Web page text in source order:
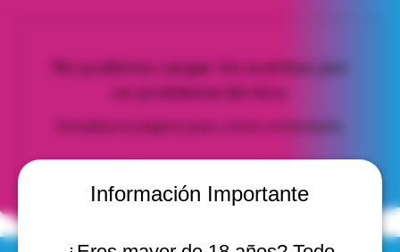
Información Importante
No pudimos cargar los eventos por
un problema técnico.
Actualiza la página para volver a intentarlo.
Actualizar página